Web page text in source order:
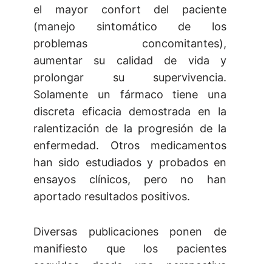
el mayor confort del paciente
(manejo sintomático de los
problemas concomitantes),
aumentar su calidad de vida y
prolongar su supervivencia.
Solamente un fármaco tiene una
discreta eficacia demostrada en la
ralentización de la progresión de la
enfermedad. Otros medicamentos
han sido estudiados y probados en
ensayos clínicos, pero no han
aportado resultados positivos.
Diversas publicaciones ponen de
manifiesto que los pacientes